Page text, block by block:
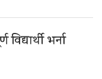
भर्ना